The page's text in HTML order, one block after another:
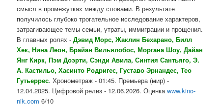
смысл в промежутках между словами. В результате
получилось глубоко трогательное исследование характеров,
затрагивающее темы семьи, утраты, иммиграции и прощения.
В главных ролях -Дэвид Морс, Жаклин Бехарано, Билл
Хек, Нина Леон, Брайан Вильялобос, Моргана Шоу, Дайан
Янг Кирк, Пэм Доэрти, Сэнди Авила, Синтия Сантьяго, Э.
А. Кастильо, Хасинто Родригес, Густаво Эрнандес, Тео
Гутьеррес. Хронометраж - 01:45. Премьера (мир) -
12.04.2025. Цифровой релиз - 12.06.2026. Оценкаwww.kino-
nik.com 6/10